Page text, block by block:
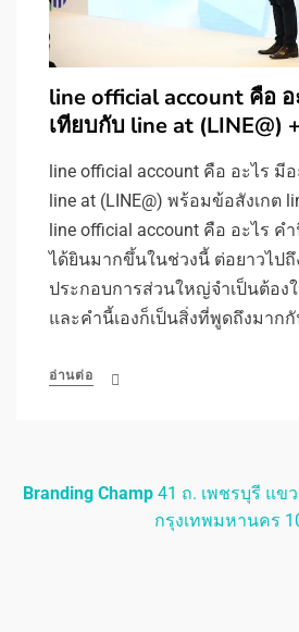
line official account คือ
เทียบกับ line at (LINE@)
line official account คือ อะไร มี
line at (LINE@) พร้อมข้อสังเกต
line official account คือ อะไร ค
ได้ยินมากขึ้นในช่วงนี้ ต่อยาวไป
ประกอบการส่วนใหญ่จำเป็นต้อง
และคำนี้เองก็เป็นสิ่งที่พูดถึงมาก
อ่านต่อ
Branding Champ 41 ถ. เพชรบุรี แข
กรุงเทพมหานคร